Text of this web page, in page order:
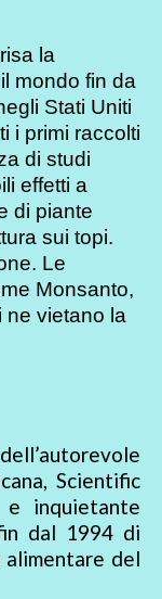
la
mondo fin da
Stati Uniti
i primi raccolti
di studi
effetti a
di piante
sui topi.
Le
Monsanto,
ne vietano la
Scientific
e inquietante
dal 1994 di
del